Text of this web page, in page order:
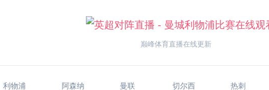
巅峰体育直播在线更新
利物浦
阿森纳
曼联
切尔西
热刺